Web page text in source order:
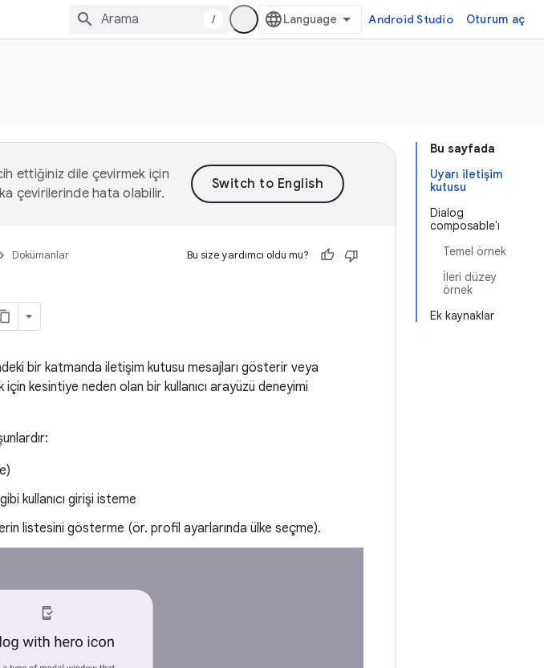
/ Android Studio Oturum aç
Bu sayfada
Uyarı iletişim
kutusu
Dialog
composable'ı
Temel örnek
İleri düzey
örnek
Ek kaynaklar
ettiğiniz dile çevirmek için
çevirilerinde hata olabilir.
Dokümanlar Bu size yardımcı oldu mu?
bir katmanda iletişim kutusu mesajları gösterir veya
için kesintiye neden olan bir kullanıcı arayüzü deneyimi
kullanıcı girişi isteme
listesini gösterme (ör. profil ayarlarında ülke seçme).